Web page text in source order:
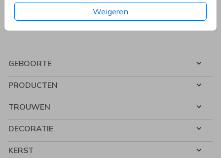
Weigeren
kerstdiner, pensioen, save the dat, tuinfeest, BBQ of verjaardag.
GEBOORTE
PRODUCTEN
TROUWEN
DECORATIE
KERST